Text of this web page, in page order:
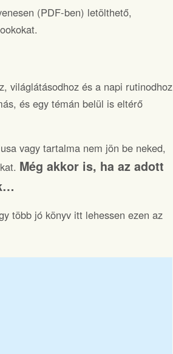
(PDF-ben) letölthető,
világlátásodhoz és a napi rutinodhoz
és egy témán belül is eltérő
vagy tartalma nem jön be neked,
Még akkor is, ha az adott
több jó könyv itt lehessen ezen az